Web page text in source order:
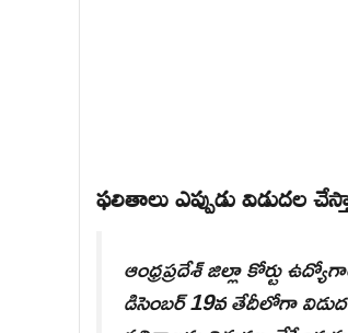
ఫలితాలు ఎప్పుడు విడుదల
ఆంధ్రప్రదేశ్ జిల్లా కోర్టు
డిసెంబర్ 19వ తేదీలోగా